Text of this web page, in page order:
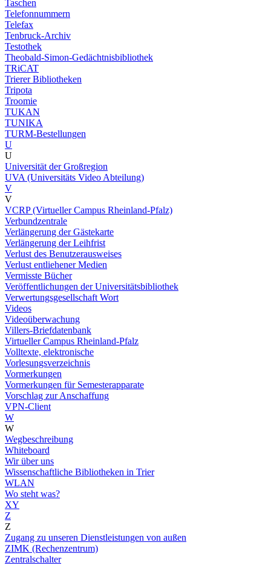
Taschen
Telefonnummern
Telefax
Tenbruck-Archiv
Testothek
Theobald-Simon-Gedächtnisbibliothek
TRiCAT
Trierer Bibliotheken
Tripota
Troomie
TUKAN
TUNIKA
TURM-Bestellungen
U
U
Universität der Großregion
UVA (Universitäts Video Abteilung)
V
V
VCRP (Virtueller Campus Rheinland-Pfalz)
Verbundzentrale
Verlängerung der Gästekarte
Verlängerung der Leihfrist
Verlust des Benutzerausweises
Verlust entliehener Medien
Vermisste Bücher
Veröffentlichungen der Universitätsbibliothek
Verwertungsgesellschaft Wort
Videos
Videoüberwachung
Villers-Briefdatenbank
Virtueller Campus Rheinland-Pfalz
Volltexte, elektronische
Vorlesungsverzeichnis
Vormerkungen
Vormerkungen für Semesterapparate
Vorschlag zur Anschaffung
VPN-Client
W
W
Wegbeschreibung
Whiteboard
Wir über uns
Wissenschaftliche Bibliotheken in Trier
WLAN
Wo steht was?
XY
Z
Z
Zugang zu unseren Dienstleistungen von außen
ZIMK (Rechenzentrum)
Zentralschalter